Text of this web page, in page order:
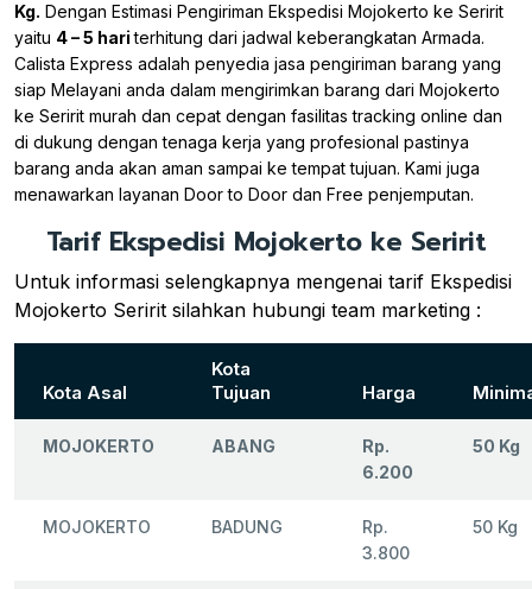
Kg. Dengan Estimasi Pengiriman Ekspedisi Mojokerto ke Seririt
yaitu 4 – 5 hariterhitung dari jadwal keberangkatan Armada.
Calista Express adalah penyedia jasa pengiriman barang yang
siap Melayani anda dalam mengirimkan barang dari Mojokerto
ke Seririt murah dan cepat dengan fasilitas tracking online dan
di dukung dengan tenaga kerja yang profesional pastinya
barang anda akan aman sampai ke tempat tujuan. Kami juga
menawarkan layanan Door to Door dan Free penjemputan.
Tarif Ekspedisi Mojokerto ke Seririt
Untuk informasi selengkapnya mengenai tarif Ekspedisi
Mojokerto Seririt silahkan hubungi team marketing :
Kota Asal
Kota
Tujuan
Harga
MOJOKERTO ABANG
Rp.
6.200
50 Kg
MOJOKERTO BADUNG
Rp.
3.800
50 Kg